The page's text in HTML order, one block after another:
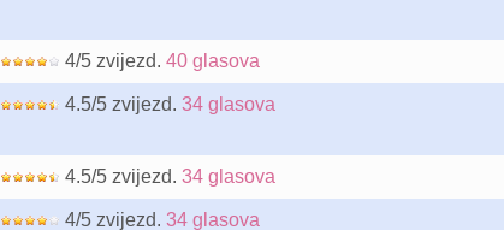
4/5 zvijezd. 40 glasova
4.5/5 zvijezd. 34 glasova
4.5/5 zvijezd. 34 glasova
4/5 zvijezd. 34 glasova